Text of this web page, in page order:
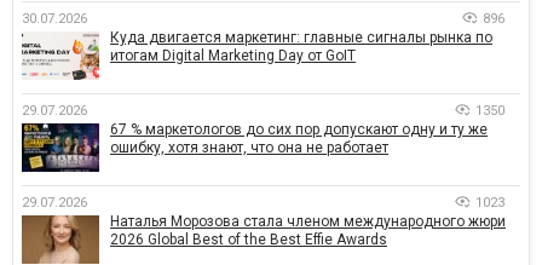
30.07.2026 896
Куда двигается маркетинг: главные сигналы рынка по
итогам Digital Marketing Day от GoIT
29.07.2026 1350
67 % маркетологов до сих пор допускают одну и ту же
ошибку, хотя знают, что она не работает
29.07.2026 1023
Наталья Морозова стала членом международного жюри
2026 Global Best of the Best Effie Awards